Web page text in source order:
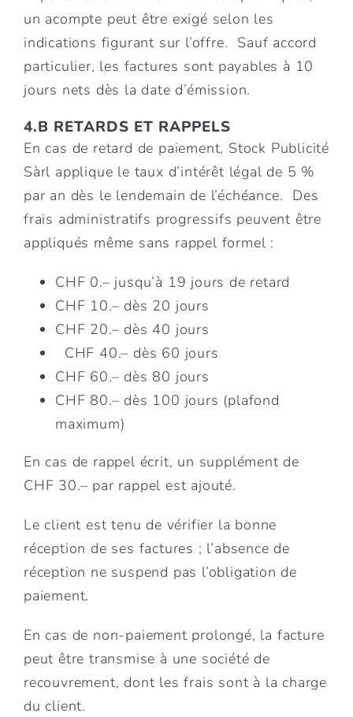
un acompte peut être exigé selon les
indications figurant sur l’offre. Sauf accord
particulier, les factures sont payables à 10
jours nets dès la date d’émission.
4.B RETARDS ET RAPPELS
En cas de retard de paiement, Stock Publicité
Sàrl applique le taux d’intérêt légal de 5 %
par an dès le lendemain de l’échéance. Des
frais administratifs progressifs peuvent être
appliqués même sans rappel formel :
CHF 0.– jusqu’à 19 jours de retard
CHF 10.– dès 20 jours
CHF 20.– dès 40 jours
CHF 40.– dès 60 jours
CHF 60.– dès 80 jours
CHF 80.– dès 100 jours (plafond
maximum)
En cas de rappel écrit, un supplément de
CHF 30.– par rappel est ajouté.
Le client est tenu de vérifier la bonne
réception de ses factures ; l’absence de
réception ne suspend pas l’obligation de
paiement.
En cas de non-paiement prolongé, la facture
peut être transmise à une société de
recouvrement, dont les frais sont à la charge
du client.